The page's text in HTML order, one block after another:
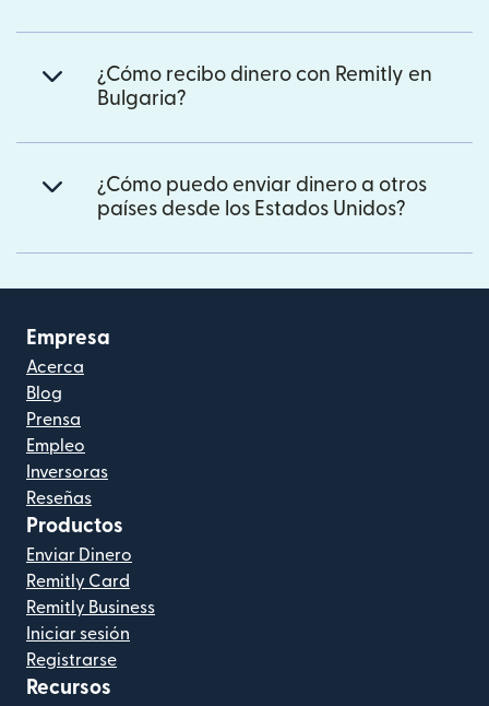
¿Cómo recibo dinero con Remitly en
Bulgaria?
¿Cómo puedo enviar dinero a otros
países desde los Estados Unidos?
Empresa
Acerca
Blog
Prensa
Empleo
Inversoras
Reseñas
Productos
Enviar Dinero
Remitly Card
Remitly Business
Iniciar sesión
Registrarse
Recursos